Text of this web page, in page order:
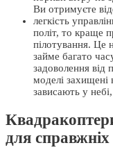
Ви отримуєте
легкість
політ, то краще
пілотування. Це
займе багато
задоволення від
моделі захищені
зависають у
для справжніх